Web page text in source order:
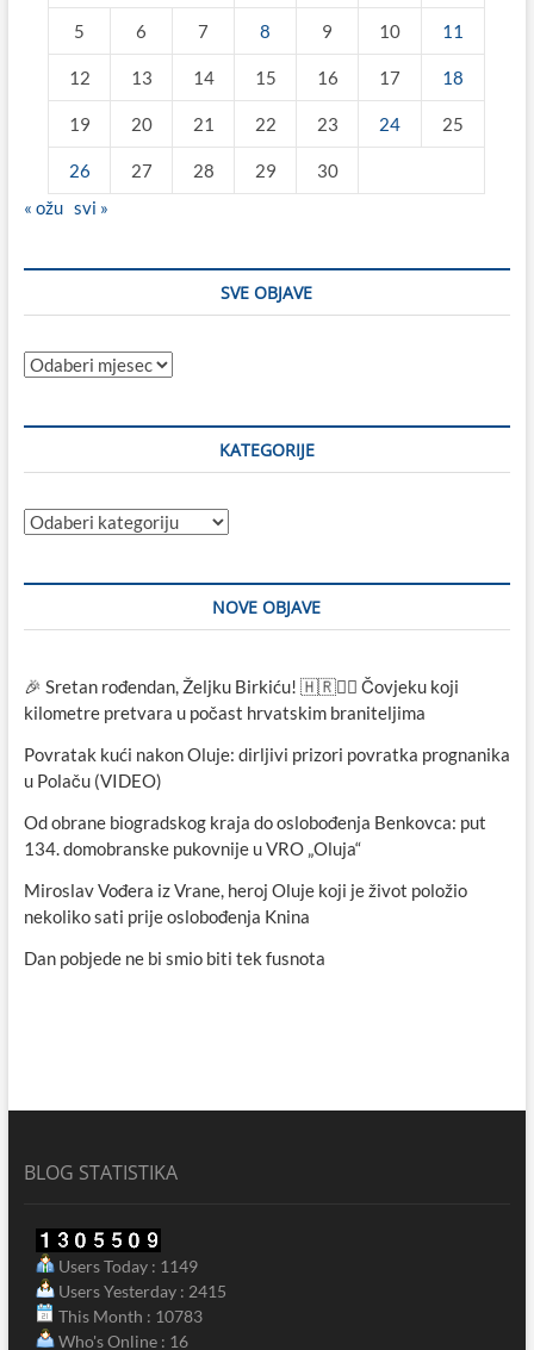
5 6 7 8 9 10 11
12 13 14 15 16 17 18
19 20 21 22 23 24 25
26 27 28 29
30
« ožu svi »
SVE OBJAVE
Sve
KATEGORIJE
Kategorije
NOVE OBJAVE
🎉 Sretan rođendan, Željku Birkiću! 🇭🇷🏃‍♂️ Čovjeku koji
kilometre pretvara u počast hrvatskim braniteljima
Povratak kući nakon Oluje: dirljivi prizori povratka prognanika
u Polaču (VIDEO)
Od obrane biogradskog kraja do oslobođenja Benkovca: put
134. domobranske pukovnije u VRO „Oluja“
Miroslav Vođera iz Vrane, heroj Oluje koji je život položio
nekoliko sati prije oslobođenja Knina
Dan pobjede ne bi smio biti tek fusnota
BLOG STATISTIKA
Users Today : 1149
Users Yesterday : 2415
This Month : 10783
Who's Online : 16